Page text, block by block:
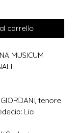
carrello
MUSICUM
tenore
Lia